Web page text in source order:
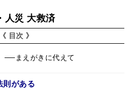
人災 大救済
《 目次 》
──まえがきに代えて
がある